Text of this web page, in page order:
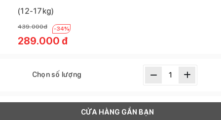
(12-17kg)
439.000đ -34%
289.000 đ
Chọn số lượng
CỬA HÀNG GẦN BẠN